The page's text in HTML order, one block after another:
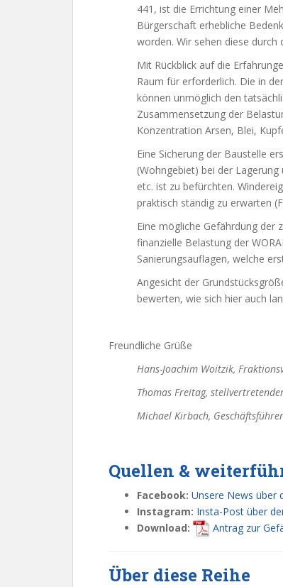
441, ist die Errichtung einer
Bürgerschaft erhebliche
worden. Wir sehen diese
Mit Rückblick auf die
Raum für erforderlich. Die in
können unmöglich den
Zusammensetzung der
Konzentration Arsen, Blei,
Eine Sicherung der Baustelle
(Wohngebiet) bei der
etc. ist zu befürchten.
praktisch ständig zu erwarten
Eine mögliche Gefährdung der
finanzielle Belastung der
Sanierungsauflagen, welche
Angesicht der
bewerten, wie sich hier auch
Freundliche Grüße
Hans-Joachim Woitzik,
Thomas Freitag,
Michael Kirbach, Geschäftsführer
Quellen &
Facebook: Unsere News über
Instagram: Insta-Post über
Download:
Antrag zur
Über diese Reihe